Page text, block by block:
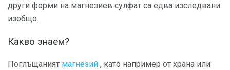
други форми на магнезиев сулфат са едва изследвани
изобщо.
Какво знаем?
Поглъщаният магнезий , като например от храна или